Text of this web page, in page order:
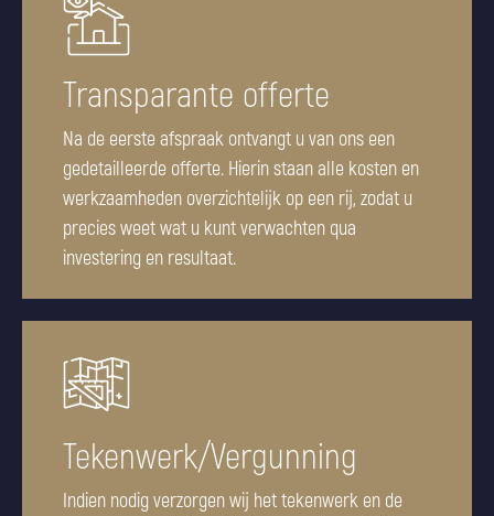
Transparante offerte
Na de eerste afspraak ontvangt u van ons een
gedetailleerde offerte. Hierin staan alle kosten en
werkzaamheden overzichtelijk op een rij, zodat u
precies weet wat u kunt verwachten qua
investering en resultaat.
Tekenwerk/Vergunning
Indien nodig verzorgen wij het tekenwerk en de